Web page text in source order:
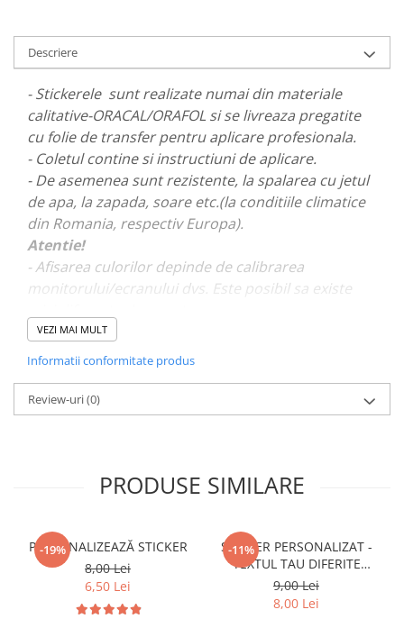
PENTRU FETE
PRODUSE IN TRENDING
SETURI STICKERE
STICKERE CAPAC REZERVOR
STICKERE CRĂCIUN
STICKERE CU ANIMALE
STICKERE GEAM MIC
STICKERE JDM
STICKERE PENTRU CAPOTA
STICKERE PERSONALIZATE
STICKERE PRAGURI
STICKERE PRINTATE
STICKERE UTILAJE AGRICOLE
PRODUSE PERSONALIZATE FIRME
ECHIPAMENT DE LUCRU
PERSONALIZAT
PLACUTE INFORMATIVE
BANNERE PERSONALIZATE
Descriere
- Stickerele sunt realizate numai din materiale
calitative-ORACAL/ORAFOL si se livreaza pregatite
cu folie de transfer pentru aplicare profesionala.
- Coletul contine si instructiuni de aplicare.
- De asemenea sunt rezistente, la spalarea cu jetul
de apa, la zapada, soare etc.(la conditiile climatice
din Romania, respectiv Europa).
Atentie!
- Afisarea culorilor depinde de calibrarea
monitorului/ecranului dvs. Este posibil sa existe
- Pentru stickere personalizate si pentru a vizualiza
VEZI MAI MULT
Informatii conformitate produs
Review-uri(0)
PRODUSE SIMILARE
-19%
PERSONALIZEAZĂ STICKER
8,00 Lei
6,50 Lei
-11%
STICKER PERSONALIZAT -
TEXTUL TAU DIFERITE
FONTURI
9,00 Lei
8,00 Lei